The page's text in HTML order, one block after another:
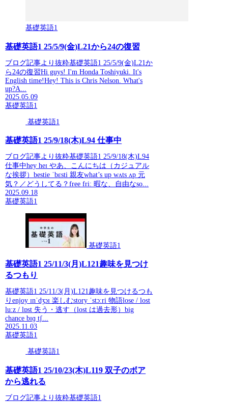
基礎英語1
基礎英語1 25/5/9(金)L21から24の復習
ブログ記事より抜粋基礎英語1 25/5/9(金)L21か
ら24の復習Hi guys! I'm Honda Toshiyuki. It's
English time!Hey! This is Chris Nelson. What's
up?A...
2025.05.09
基礎英語1
基礎英語1
基礎英語1 25/9/18(木)L94 仕事中
ブログ記事より抜粋基礎英語1 25/9/18(木)L94
仕事中hey heɪ やあ、こんにちは（カジュアル
な挨拶）bestie ˈbɛsti 親友what’s up wʌts ʌp 元
気？／どうしてる？free friː 暇な、自由なso...
2025.09.18
基礎英語1
基礎英語1
基礎英語1 25/11/3(月)L121趣味を見つけ
るつもり
基礎英語1 25/11/3(月)L121趣味を見つけるつも
りenjoy ɪnˈdʒɔɪ 楽しむstory ˈstɔːri 物語lose / lost
luːz / lɒst 失う・逃す（lost は過去形）big
chance bɪɡ tʃ...
2025.11.03
基礎英語1
基礎英語1
基礎英語1 25/10/23(木)L119 双子のボア
から逃れる
ブログ記事より抜粋基礎英語1